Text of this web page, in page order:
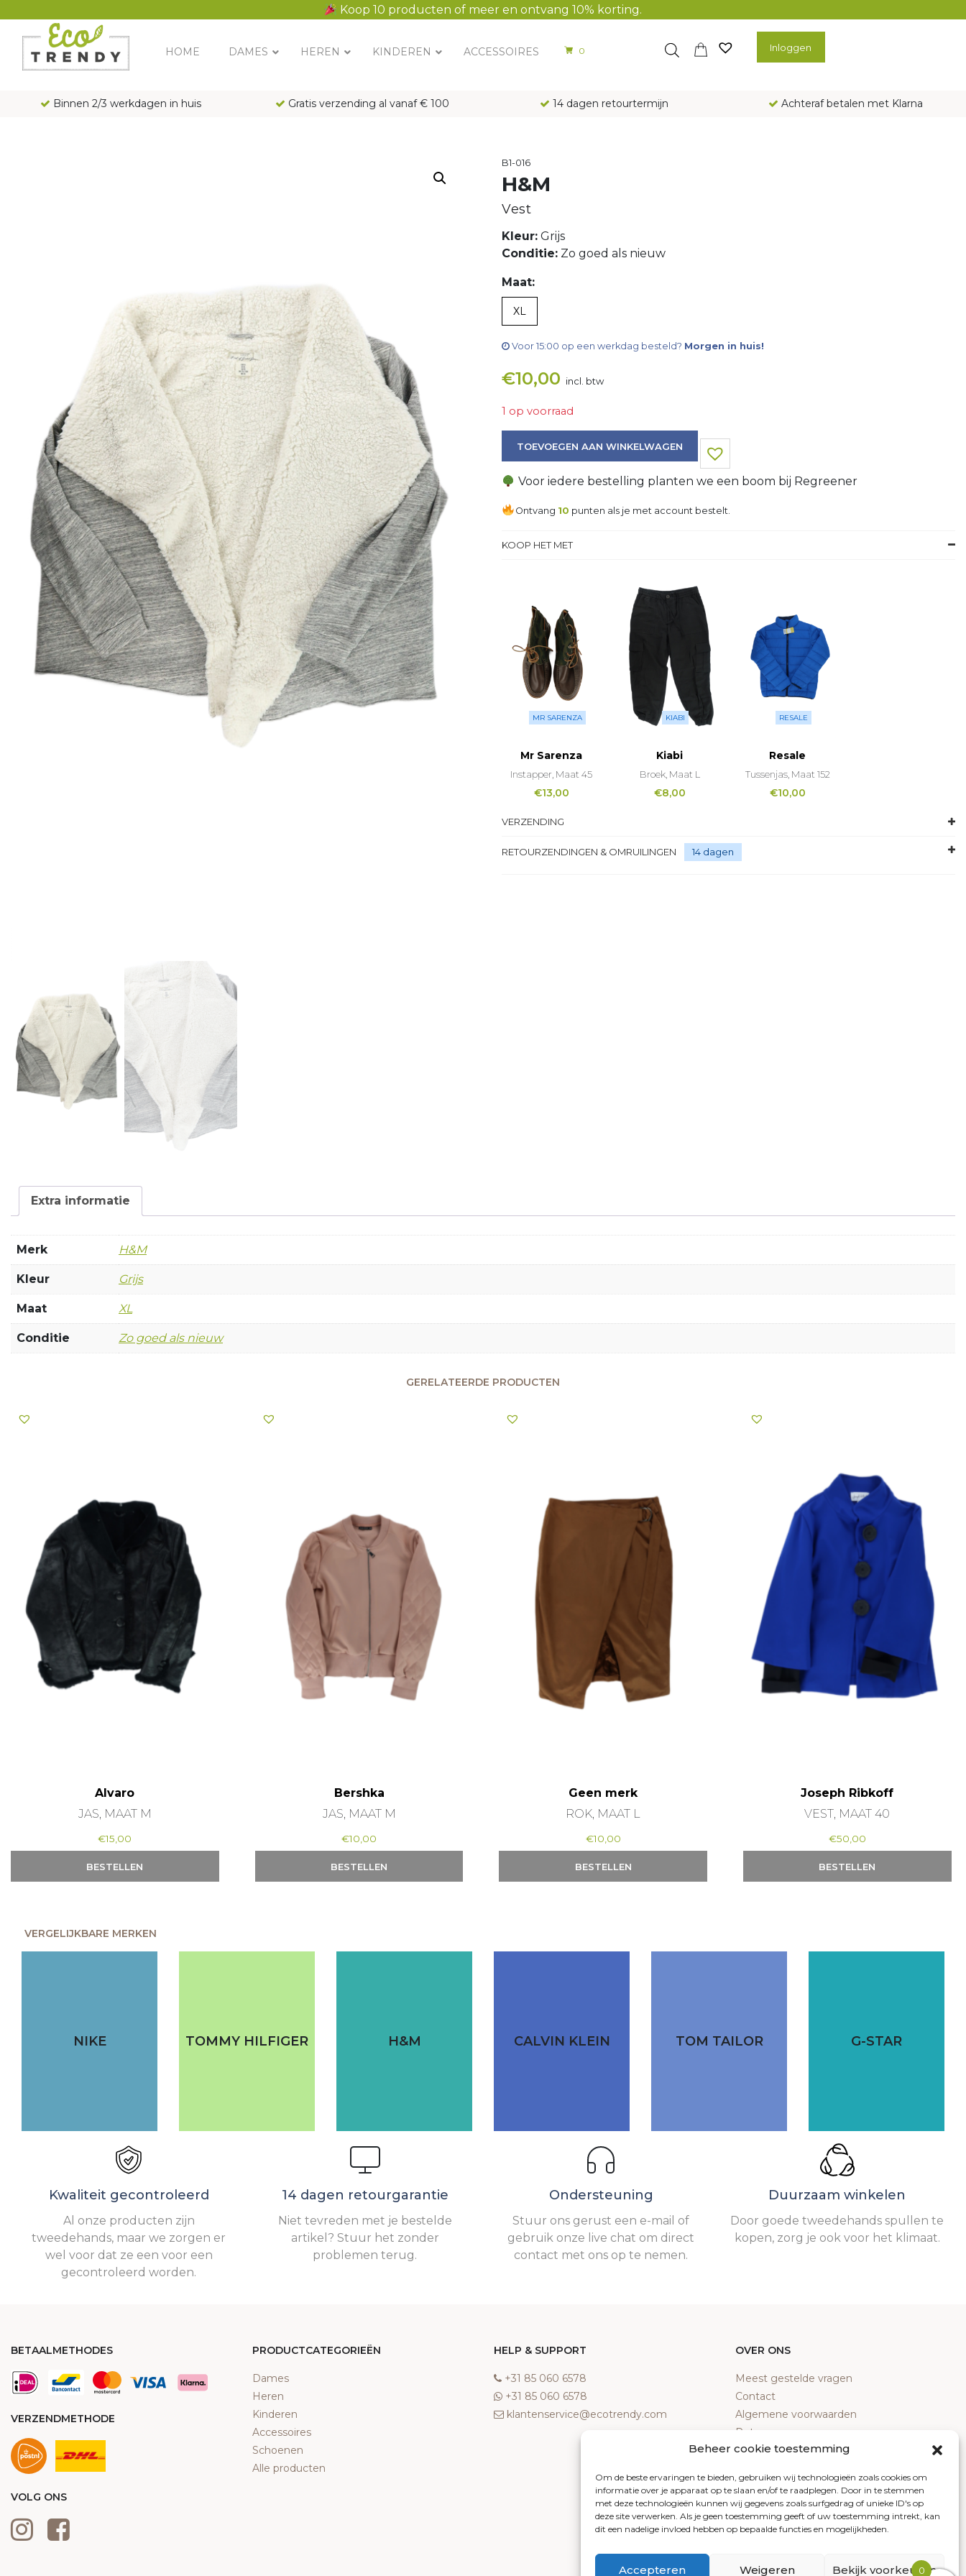
Koop 10 producten of meer en ontvang 10% korting.
Beheer cookie toestemming
Om de beste ervaringen te bieden, gebruiken wij technologieën zoals cookies om
informatie over je apparaat op te slaan en/of te raadplegen. Door in te stemmen
met deze technologieën kunnen wij gegevens zoals surfgedrag of unieke ID's op
deze site verwerken. Als je geen toestemming geeft of uw toestemming intrekt, kan
dit een nadelige invloed hebben op bepaalde functies en mogelijkheden.
Accepteren Weigeren Bekijk voorkeuren
Main Navigation
HOME DAMES HEREN KINDEREN ACCESSOIRES 0 Inloggen
Binnen 2/3 werkdagen in huis Gratis verzending al vanaf € 100 14 dagen retourtermijn Achteraf betalen met Klarna
B1-016
H&M
Vest
Kleur: Grijs
Conditie: Zo goed als nieuw
Maat:
XL
Voor 15:00 op een werkdag besteld? Morgen in huis!
€10,00 incl. btw
1 op voorraad
TOEVOEGEN AAN WINKELWAGEN
Voor iedere bestelling planten we een boom bij Regreener
Ontvang 10 punten als je met account bestelt.
KOOP HET MET
MR SARENZA
Mr Sarenza
Instapper, Maat 45
€13,00
KIABI
Kiabi
Broek, Maat L
€8,00
RESALE
Resale
Tussenjas, Maat 152
€10,00
VERZENDING
RETOURZENDINGEN & OMRUILINGEN 14 dagen
Extra informatie
Merk H&M
Kleur Grijs
Maat XL
Conditie Zo goed als nieuw
GERELATEERDE PRODUCTEN
Alvaro
JAS, MAAT M
€15,00
BESTELLEN
Bershka
JAS, MAAT M
€10,00
BESTELLEN
Geen merk
ROK, MAAT L
€10,00
BESTELLEN
Joseph Ribkoff
VEST, MAAT 40
€50,00
BESTELLEN
VERGELIJKBARE MERKEN
NIKE TOMMY HILFIGER H&M CALVIN KLEIN TOM TAILOR G-STAR
Kwaliteit gecontroleerd
Al onze producten zijn
tweedehands, maar we zorgen er
wel voor dat ze een voor een
gecontroleerd worden.
14 dagen retourgarantie
Niet tevreden met je bestelde
artikel? Stuur het zonder
problemen terug.
Ondersteuning
Stuur ons gerust een e-mail of
gebruik onze live chat om direct
contact met ons op te nemen.
Duurzaam winkelen
Door goede tweedehands spullen te
kopen, zorg je ook voor het klimaat.
BETAALMETHODES
VERZENDMETHODE
VOLG ONS
PRODUCTCATEGORIEËN
Dames
Heren
Kinderen
Accessoires
Schoenen
Alle producten
HELP & SUPPORT
‎+31 85 060 6578
‎+31 85 060 6578
klantenservice@ecotrendy.com
OVER ONS
Meest gestelde vragen
Contact
Algemene voorwaarden
Retourneren
Klachten
Cookiebeleid
0